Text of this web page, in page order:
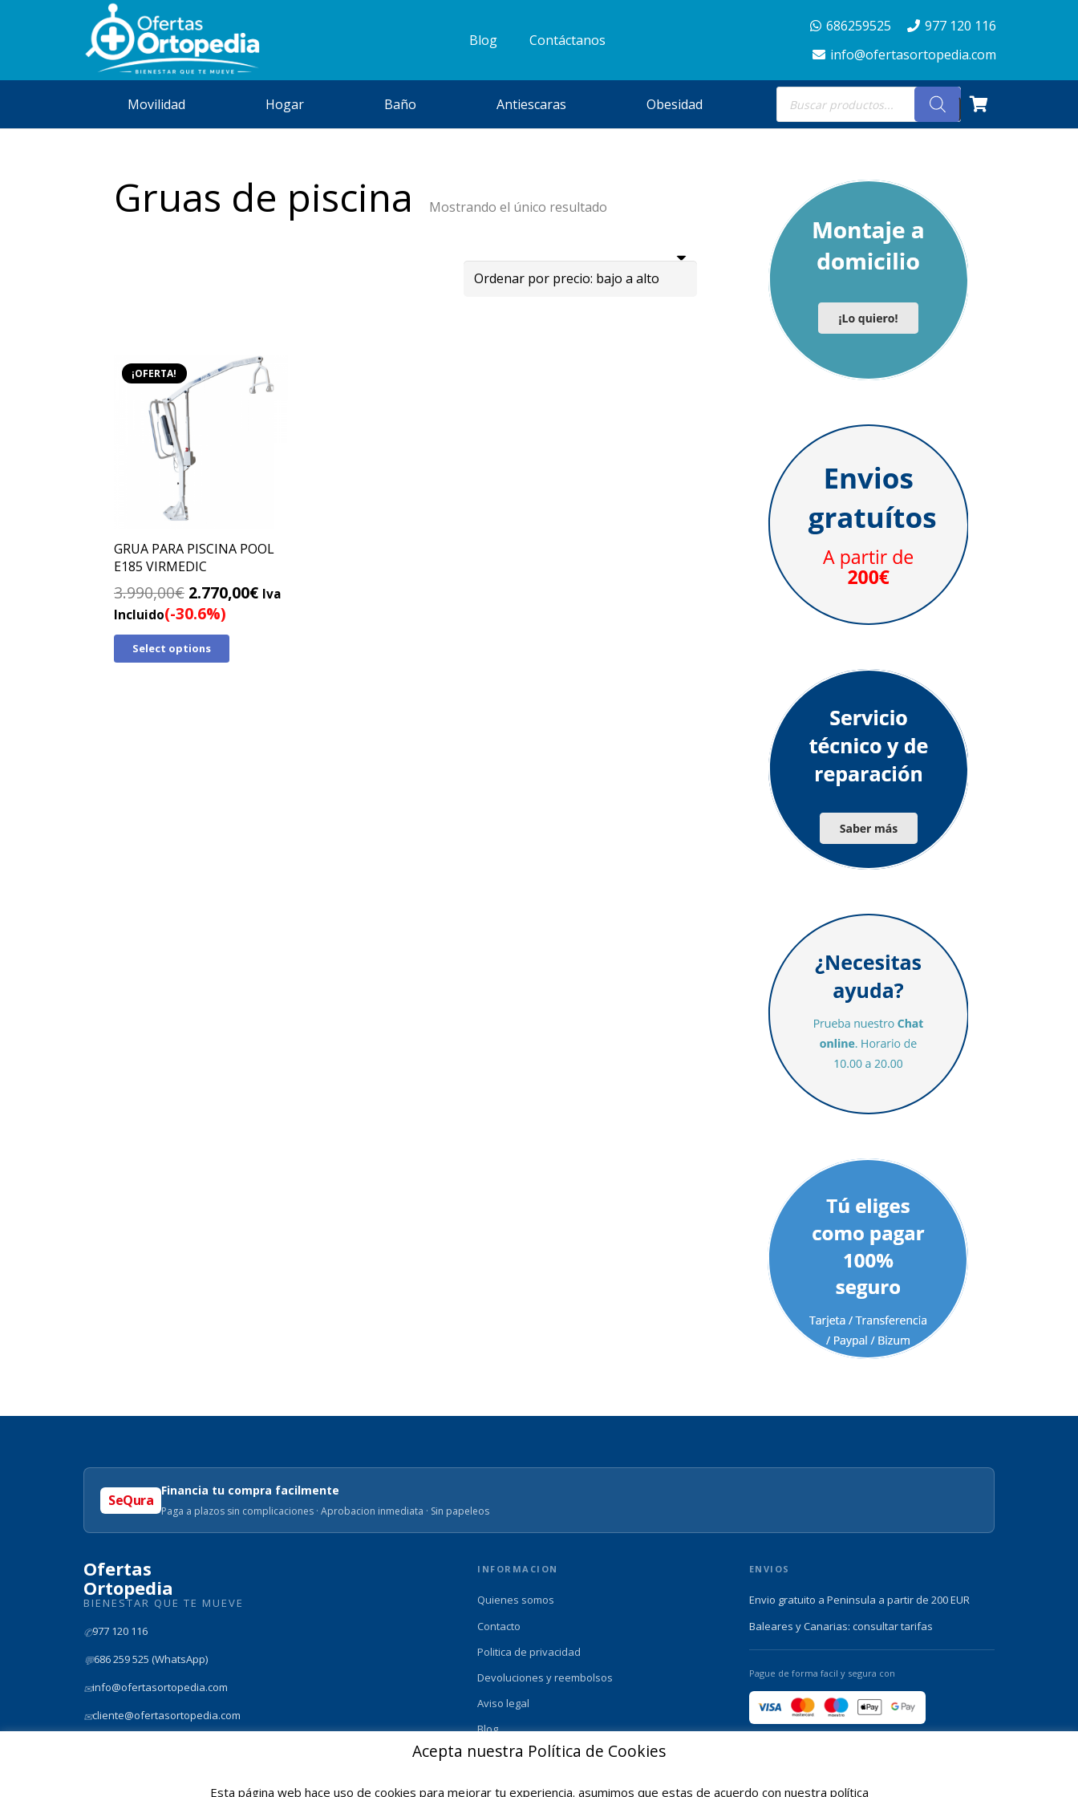
Blog Contáctanos
686259525
977 120 116
info@ofertasortopedia.com
Movilidad Hogar Baño Antiescaras Obesidad
Búsqueda
de
productos
Gruas de piscina Mostrando el único resultado
¡OFERTA!
GRUA PARA PISCINA POOL
E185 VIRMEDIC
3.990,00€ El
precio
original
era:
2.770,00€ElIva
Incluido(-30.6%)
Select options
SeQura
Financia tu compra facilmente
Paga a plazos sin complicaciones · Aprobacion inmediata · Sin papeleos
Ofertas
Ortopedia
BIENESTAR QUE TE MUEVE
✆977 120 116
💬686 259 525 (WhatsApp)
✉info@ofertasortopedia.com
✉cliente@ofertasortopedia.com
INFORMACION
Quienes somos
Contacto
Politica de privacidad
Devoluciones y reembolsos
Aviso legal
Blog
ENVIOS
Envio gratuito a Peninsula a partir de 200 EUR
Baleares y Canarias: consultar tarifas
Pague de forma facil y segura con
Acepta nuestra Política de Cookies
Esta página web hace uso de cookies para mejorar tu experiencia. asumimos que estas de acuerdo con nuestra política